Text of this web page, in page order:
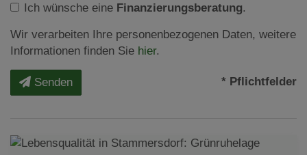
Ich wünsche eine Finanzierungsberatung.
Wir verarbeiten Ihre personenbezogenen Daten, weitere
Informationen finden Sie hier.
Senden * Pflichtfelder